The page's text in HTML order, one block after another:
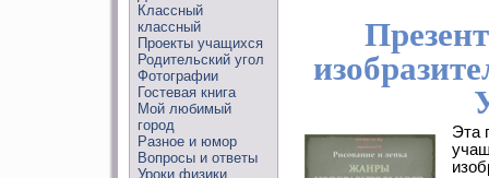
Классный
классный
Проекты учащихся
Родительский угол
Фотографии
Гостевая книга
Мой любимый
город
Разное и юмор
Вопросы и ответы
Уроки физики
Эта